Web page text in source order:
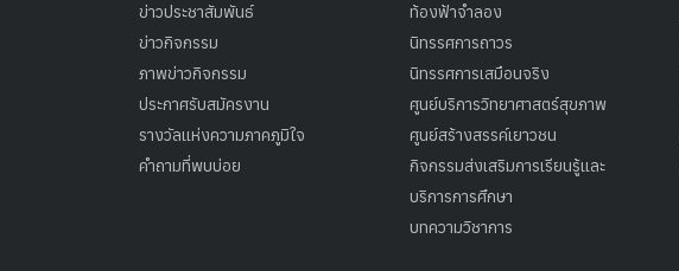
ข่าวประชาสัมพันธ์
ข่าวกิจกรรม
ภาพข่าวกิจกรรม
ประกาศรับสมัครงาน
รางวัลแห่งความภาคภูมิใจ
คำถามที่พบบ่อย
ท้องฟ้าจำลอง
นิทรรศการถาวร
นิทรรศการเสมือนจริง
ศูนย์บริการวิทยาศาสตร์สุขภาพ
ศูนย์สร้างสรรค์เยาวชน
กิจกรรมส่งเสริมการเรียนรู้และ
บริการการศึกษา
บทความวิชาการ